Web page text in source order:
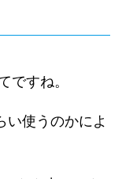
ですね。
い使うのかによ